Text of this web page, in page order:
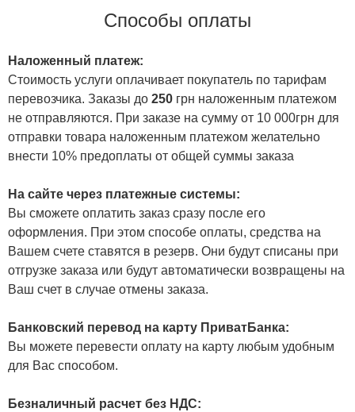
Способы оплаты
Наложенный платеж:
Стоимость услуги оплачивает покупатель по тарифам
перевозчика. Заказы до 250 грн наложенным платежом
не отправляются. При заказе на сумму от 10 000грн для
отправки товара наложенным платежом желательно
внести 10% предоплаты от общей суммы заказа
На сайте через платежные системы:
Вы сможете оплатить заказ сразу после его
оформления. При этом способе оплаты, средства на
Вашем счете ставятся в резерв. Они будут списаны при
отгрузке заказа или будут автоматически возвращены на
Ваш счет в случае отмены заказа.
Банковский перевод на карту ПриватБанка:
Вы можете перевести оплату на карту любым удобным
для Вас способом.
Безналичный расчет без НДС: